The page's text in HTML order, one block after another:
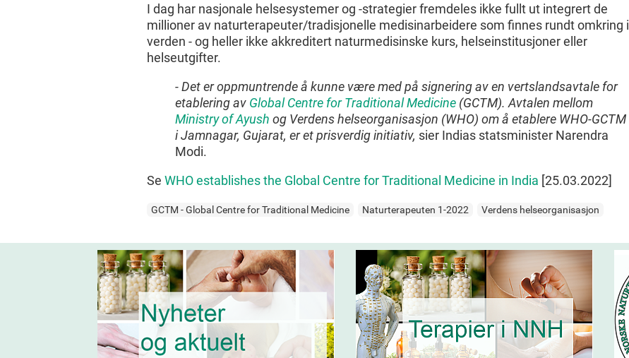
I dag har nasjonale helsesystemer og -strategier fremdeles ikke fullt ut integrert de
millioner av naturterapeuter/tradisjonelle medisinarbeidere som finnes rundt omkring i
verden - og heller ikke akkreditert naturmedisinske kurs, helseinstitusjoner eller
helseutgifter.
- Det er oppmuntrende å kunne være med på signering av en vertslandsavtale for
etablering av Global Centre for Traditional Medicine (GCTM). Avtalen mellom
Ministry of Ayush og Verdens helseorganisasjon (WHO) om å etablere WHO-GCTM
i Jamnagar, Gujarat, er et prisverdig initiativ, sier Indias statsminister Narendra
Modi.
Se WHO establishes the Global Centre for Traditional Medicine in India [25.03.2022]
GCTM - Global Centre for Traditional Medicine Naturterapeuten 1-2022 Verdens helseorganisasjon